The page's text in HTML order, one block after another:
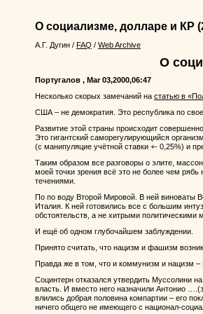
О социализме, долларе и КР
А.Г. Дугин / FAQ / Web Archive
О
Португалов , Mar 03,2000,06:47
Несколько скорых замечаний на статью в
США – не демократия. Это республика по
Развитие этой страны происходит
Это гигантский саморегулирующийся
(с манипуляцие учётной ставки +- 0,25%) и
Таким образом все разговоры о элите,
моей точки зрения всё это не более чем
течениями.
По по воду Второй Мировой. В ней виноваты
Италия. К ней готовились все с большим
обстоятельств, а не хитрыми политическими
И ещё об одном глубочайшем заблуждении.
Принято считать, что нацизм и фашизм
Правда же в том, что и коммунизм и нацизм –
Социнтерн отказался утвердить Муссолини
власть. И вместо него назначили Антонио
влились добрая половина компартии – его
ничего общего не имеющего с национал-